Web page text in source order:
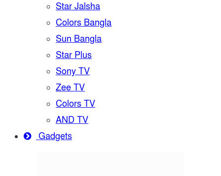
Star Jalsha
Colors Bangla
Sun Bangla
Star Plus
Sony TV
Zee TV
Colors TV
AND TV
Gadgets